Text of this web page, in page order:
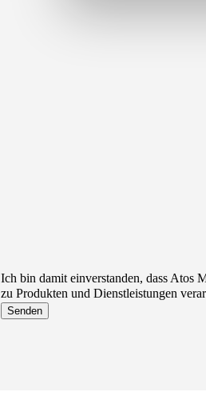
Ich bin damit einverstanden, dass Atos
zu Produkten und Dienstleistungen
Senden